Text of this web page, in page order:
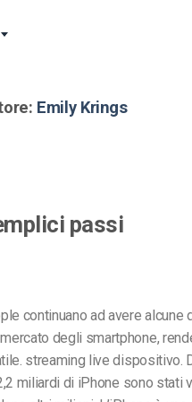
Emily Krings
passi
continuano ad avere alcune
degli smartphone,
streaming live dispositivo.
miliardi di iPhone sono stati